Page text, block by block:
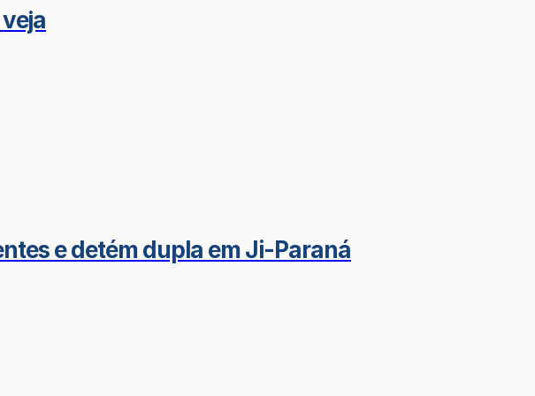
e detém dupla em Ji-Paraná